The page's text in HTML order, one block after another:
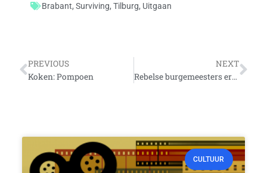
Brabant, Surviving, Tilburg, Uitgaan
Vorige
PREVIOUS
Koken: Pompoen
NEXT
Rebelse burgemeesters erkennen homohuwelijk in Italië
CULTUUR